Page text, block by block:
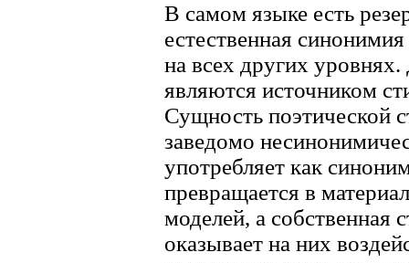
В самом языке есть
естественная
на всех других
являются источником
Сущность поэтической
заведомо
употребляет как
превращается в
моделей, а собственная
оказывает на них